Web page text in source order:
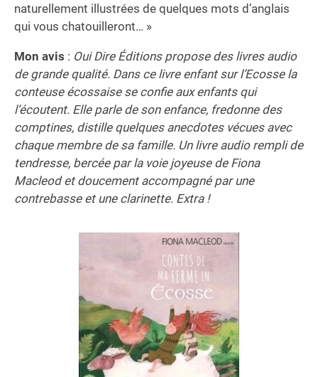
naturellement illustrées de quelques mots d’anglais
qui vous chatouilleront… »
Mon avis : Oui Dire Éditions propose des livres audio
de grande qualité. Dans ce livre enfant sur l’Ecosse la
conteuse écossaise se confie aux enfants qui
l’écoutent. Elle parle de son enfance, fredonne des
comptines, distille quelques anecdotes vécues avec
chaque membre de sa famille. Un livre audio rempli de
tendresse, bercée par la voie joyeuse de Fiona
Macleod et doucement accompagné par une
contrebasse et une clarinette. Extra !